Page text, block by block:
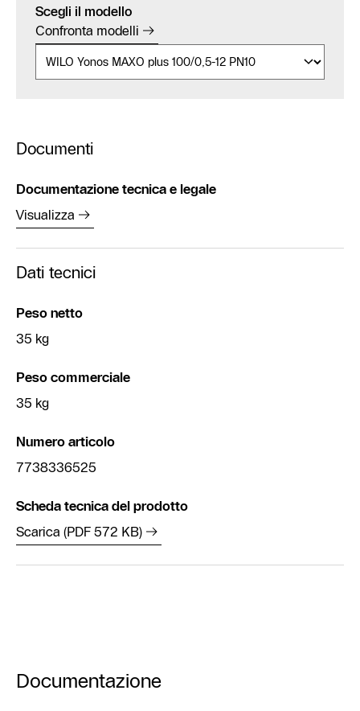
Scegli il modello
Confronta modelli
Documenti
Documentazione tecnica e legale
Visualizza
Dati tecnici
Peso netto
35 kg
Peso commerciale
35 kg
Numero articolo
7738336525
Scheda tecnica del prodotto
Scarica (PDF 572 KB)
Documentazione